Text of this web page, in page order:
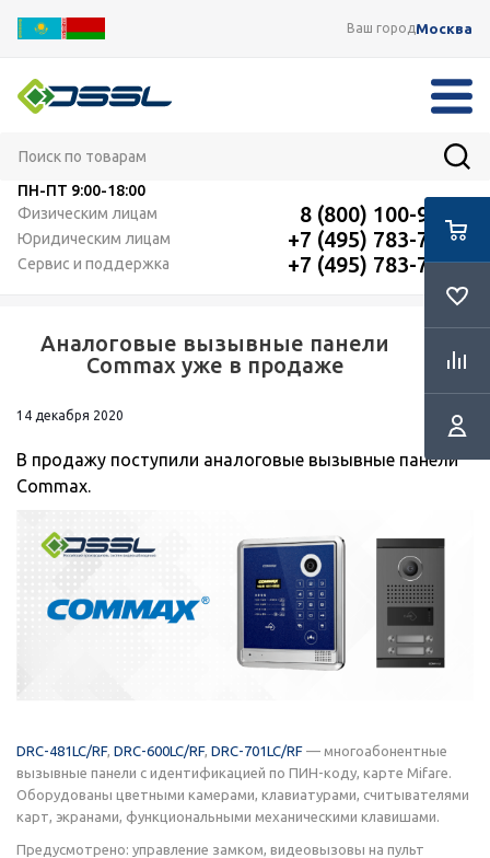
Ваш городМосква
ПН-ПТ 9:00-18:00
Физическим лицам
8 (800) 100-91-12
Юридическим лицам +7 (495) 783-72-87
Сервис и поддержка +7 (495) 783-72-87
Аналоговые вызывные панели
Commax уже в продаже
RSS
14 декабря 2020
В продажу поступили аналоговые вызывные панели
Commax.
DRC-481LC/RF, DRC-600LC/RF, DRC-701LC/RF — многоабонентные
вызывные панели с идентификацией по ПИН-коду, карте Mifare.
Оборудованы цветными камерами, клавиатурами, считывателями
карт, экранами, функциональными механическими клавишами.
Предусмотрено: управление замком, видеовызовы на пульт